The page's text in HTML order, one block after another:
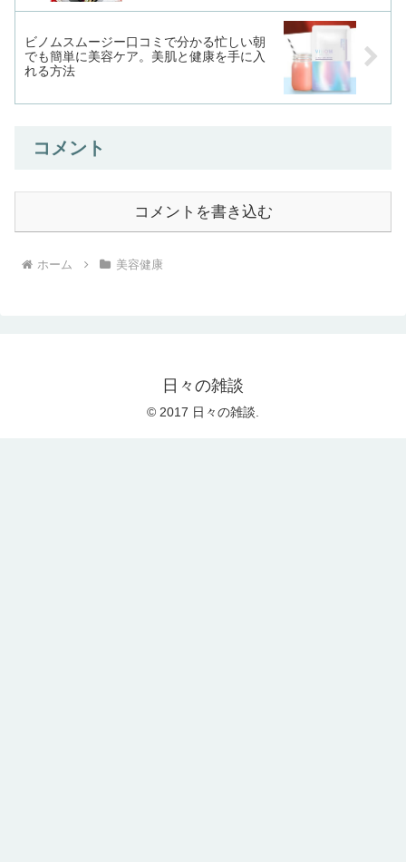
ビノムスムージー口コミで分かる忙しい朝
でも簡単に美容ケア。美肌と健康を手に入
れる方法
コメント
コメントを書き込む
ホーム 美容健康
日々の雑談
© 2017 日々の雑談.